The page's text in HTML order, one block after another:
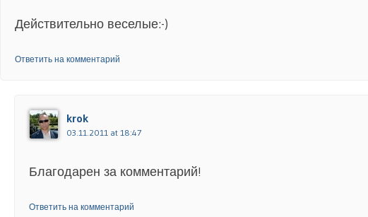
Действительно веселые:-)
Ответить на комментарий
krok
03.11.2011 at 18:47
Благодарен за комментарий!
Ответить на комментарий